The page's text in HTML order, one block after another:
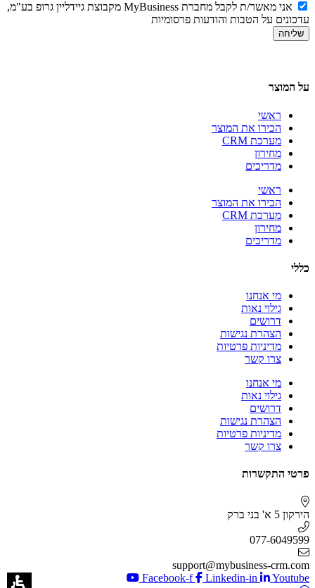
אני מאשר/ת לקבל מחברת MyBusiness מקבוצת גיידליין גרופ בע"מ,
עדכונים על הטבות והודעות פרסומיות
שליחה
על המוצר
ראשי
הכירו את המוצר
מערכת CRM
מחירון
מדריכים
ראשי
הכירו את המוצר
מערכת CRM
מחירון
מדריכים
כללי
מי אנחנו
גילוי נאות
דרושים
הצהרת נגישות
מדיניות פרטיות
צרו קשר
מי אנחנו
גילוי נאות
דרושים
הצהרת נגישות
מדיניות פרטיות
צרו קשר
פרטי התקשרות
הירקון 5 א' בני ברק
077-6049599
support@mybusiness-crm.com
Facebook-f
Linkedin-in Youtube